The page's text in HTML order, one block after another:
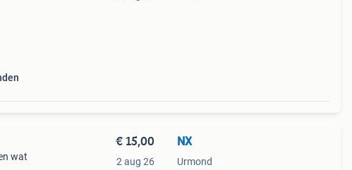
wat
€ 15,00
2 aug 26
NX
Urmond